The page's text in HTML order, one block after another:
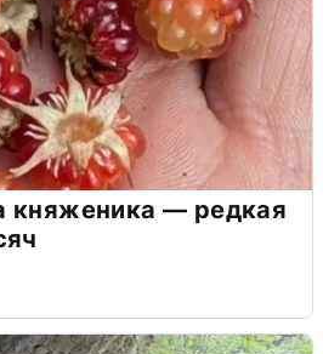
княженика — редкая